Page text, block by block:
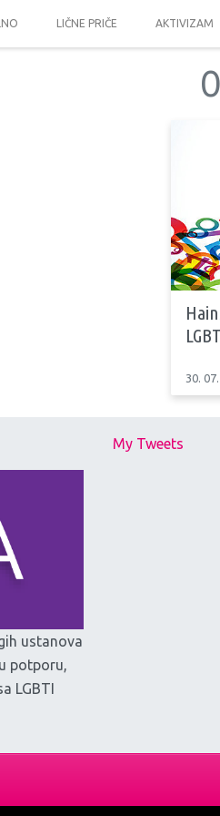
LIČNE PRIČE AKTIVIZAM
30.
ustanova
potporu,
LGBTI
My Tweets